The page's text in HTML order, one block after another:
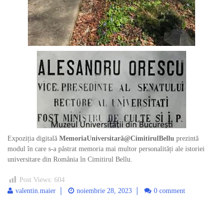
Expoziția digitală MemoriaUniversitară@CimitirulBellu prezintă
modul în care s-a păstrat memoria mai multor personalități ale istoriei
universitare din România în Cimitirul Bellu.
Post Views: 604
valentin.maier
noiembrie 28, 2023 0 comment